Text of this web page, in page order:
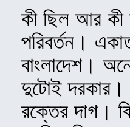
কী ছিল আর
পরিবর্তন।
বাংলাদেশ।
দুটোই দরকার।
রক্তের দাগ।